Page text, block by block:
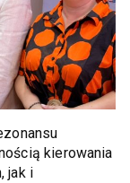
kierowania
jak i